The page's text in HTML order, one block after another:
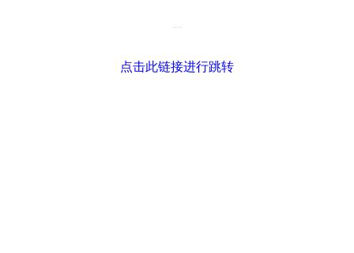
点击此链接进行跳转